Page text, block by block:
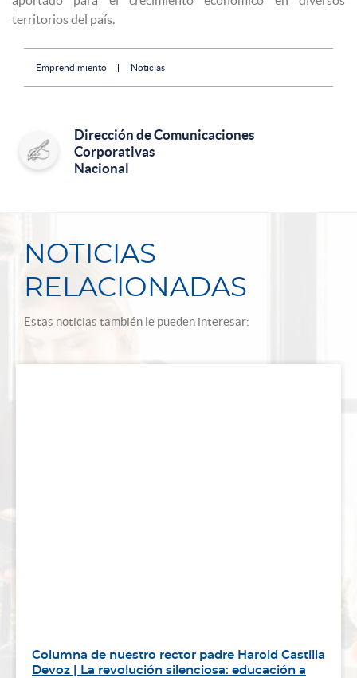
territorios del país.
Emprendimiento Noticias
Dirección de Comunicaciones
Corporativas
Nacional
NOTICIAS
RELACIONADAS
Estas noticias también le pueden interesar:
Columna de nuestro rector padre Harold Castilla
Devoz | La revolución silenciosa: educación a